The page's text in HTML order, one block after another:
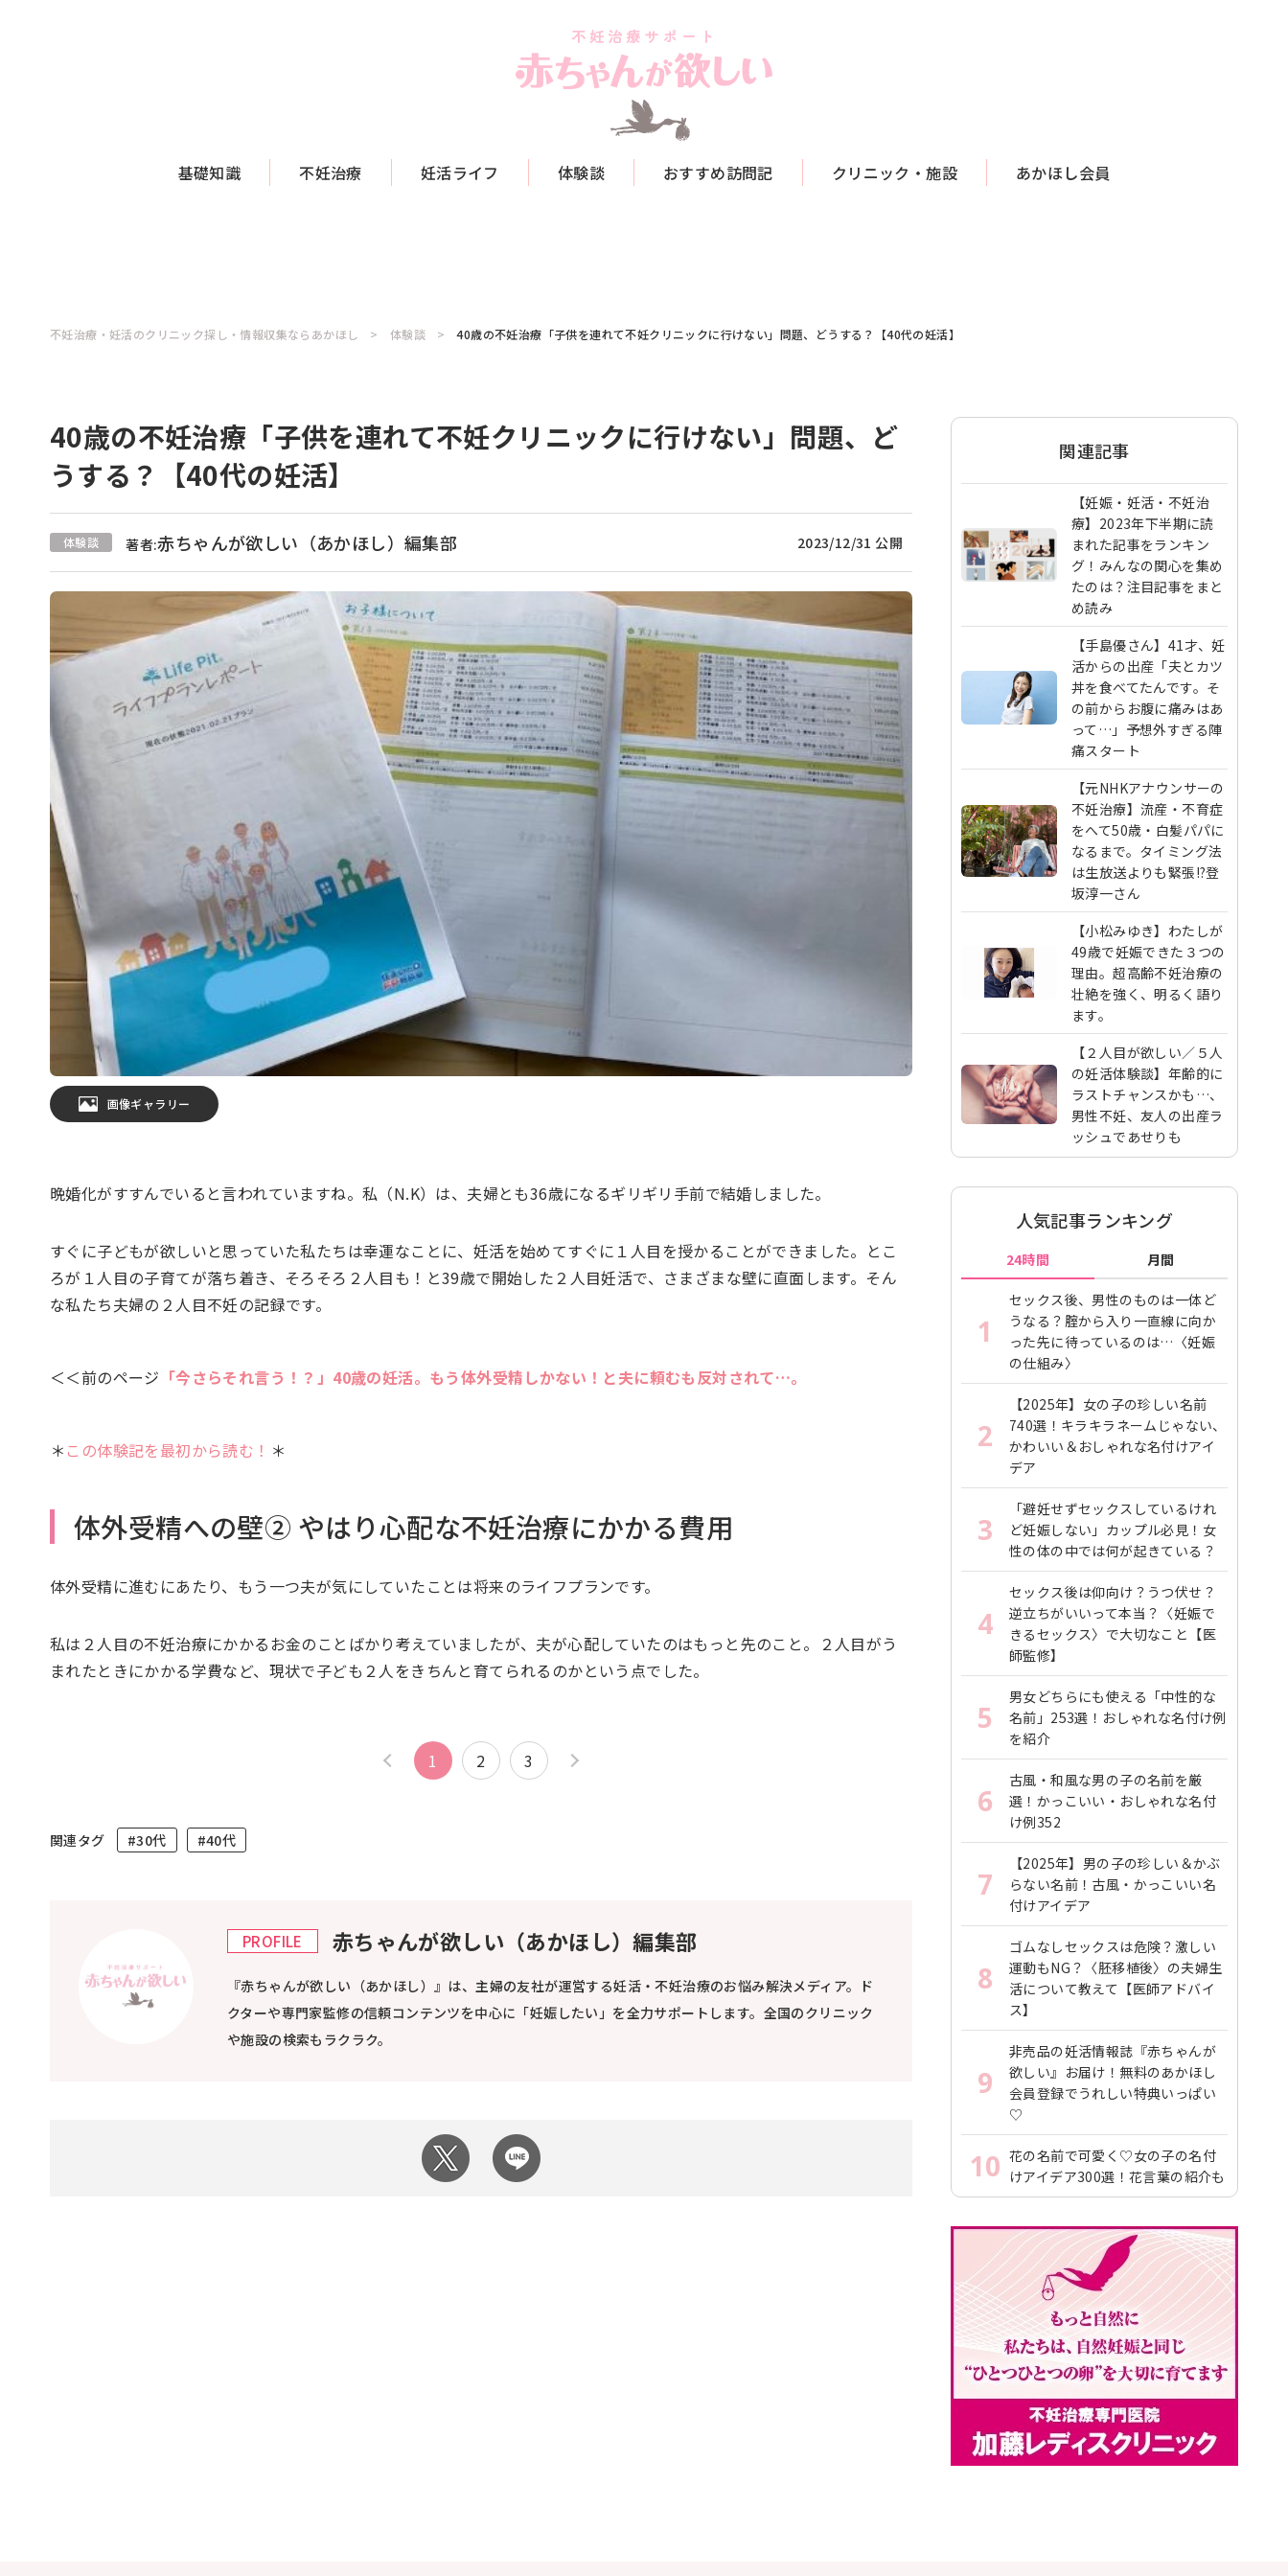
基礎知識 不妊治療 妊活ライフ 体験談 おすすめ訪問記 クリニック・施設 あかほし会員
不妊治療・妊活のクリニック探し・情報収集ならあかほし 体験談 40歳の不妊治療「子供を連れて不妊クリニックに行けない」問題、どうする？【40代の妊活】
40歳の不妊治療「子供を連れて不妊クリニックに行けない」問題、ど
うする？【40代の妊活】
体験談 著者:赤ちゃんが欲しい（あかほし）編集部 2023/12/31 公開
画像ギャラリー
晩婚化がすすんでいると言われていますね。私（N.K）は、夫婦とも36歳になるギリギリ手前で結婚しました。
すぐに子どもが欲しいと思っていた私たちは幸運なことに、妊活を始めてすぐに１人目を授かることができました。とこ
ろが１人目の子育てが落ち着き、そろそろ２人目も！と39歳で開始した２人目妊活で、さまざまな壁に直面します。そん
な私たち夫婦の２人目不妊の記録です。
＜＜前のページ 「今さらそれ言う！？」40歳の妊活。もう体外受精しかない！と夫に頼むも反対されて…。
＊ この体験記を最初から読む！ ＊
体外受精への壁② やはり心配な不妊治療にかかる費用
体外受精に進むにあたり、もう一つ夫が気にしていたことは将来のライフプランです。
私は２人目の不妊治療にかかるお金のことばかり考えていましたが、夫が心配していたのはもっと先のこと。２人目がう
まれたときにかかる学費など、現状で子ども２人をきちんと育てられるのかという点でした。
1 2 3
関連タグ #30代 #40代
PROFILE 赤ちゃんが欲しい（あかほし）編集部
『赤ちゃんが欲しい（あかほし）』は、主婦の友社が運営する妊活・不妊治療のお悩み解決メディア。ド
クターや専門家監修の信頼コンテンツを中心に「妊娠したい」を全力サポートします。全国のクリニック
や施設の検索もラクラク。
関連記事
【妊娠・妊活・不妊治
療】2023年下半期に読
まれた記事をランキン
グ！みんなの関心を集め
たのは？注目記事をまと
め読み
【手島優さん】41才、妊
活からの出産「夫とカツ
丼を食べてたんです。そ
の前からお腹に痛みはあ
って…」予想外すぎる陣
痛スタート
【元NHKアナウンサーの
不妊治療】流産・不育症
をへて50歳・白髪パパに
なるまで。タイミング法
は生放送よりも緊張!?登
坂淳一さん
【小松みゆき】わたしが
49歳で妊娠できた３つの
理由。超高齢不妊治療の
壮絶を強く、明るく語り
ます。
【２人目が欲しい／５人
の妊活体験談】年齢的に
ラストチャンスかも…、
男性不妊、友人の出産ラ
ッシュであせりも
人気記事ランキング
24時間 月間
1
セックス後、男性のものは一体ど
うなる？腟から入り一直線に向か
った先に待っているのは…〈妊娠
の仕組み〉
2
【2025年】女の子の珍しい名前
740選！キラキラネームじゃない、
かわいい＆おしゃれな名付けアイ
デア
3
「避妊せずセックスしているけれ
ど妊娠しない」カップル必見！女
性の体の中では何が起きている？
4
セックス後は仰向け？うつ伏せ？
逆立ちがいいって本当？〈妊娠で
きるセックス〉で大切なこと【医
師監修】
5
男女どちらにも使える「中性的な
名前」253選！おしゃれな名付け例
を紹介
6
古風・和風な男の子の名前を厳
選！かっこいい・おしゃれな名付
け例352
7
【2025年】男の子の珍しい＆かぶ
らない名前！古風・かっこいい名
付けアイデア
8
ゴムなしセックスは危険？激しい
運動もNG？〈胚移植後〉の夫婦生
活について教えて【医師アドバイ
ス】
9
非売品の妊活情報誌『赤ちゃんが
欲しい』お届け！無料のあかほし
会員登録でうれしい特典いっぱい
♡
10 花の名前で可愛く♡女の子の名付
けアイデア300選！花言葉の紹介も